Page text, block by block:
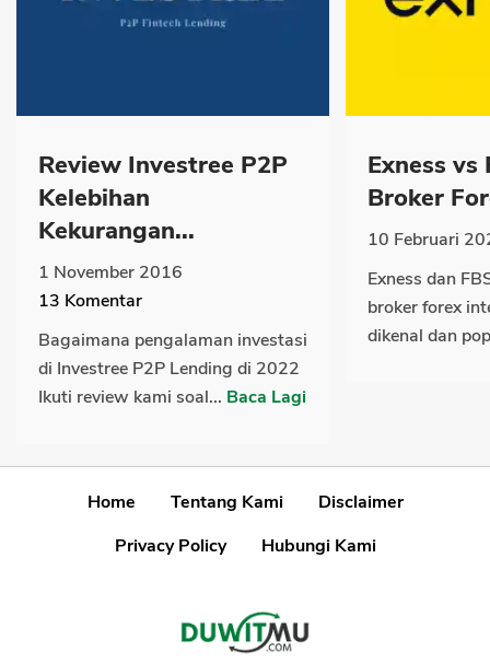
Review Investree P2P
Kelebihan
Kekurangan...
1 November 2016
13 Komentar
Bagaimana pengalaman investasi
di Investree P2P Lending di 2022
Ikuti review kami soal... Baca Lagi
Exness vs
Broker
10 Februari
Exness dan
broker forex
dikenal dan
Home Tentang Kami
Disclaimer
Privacy Policy
Hubungi Kami